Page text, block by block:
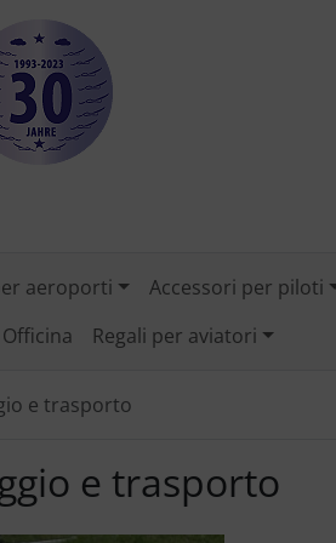
aeroporti Accessori per piloti
Officina Regali per aviatori
e trasporto
e trasporto